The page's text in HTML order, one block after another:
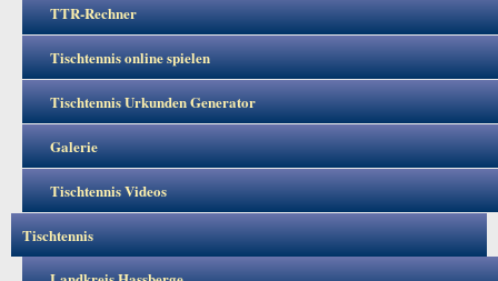
TTR-Rechner
Tischtennis online spielen
Tischtennis Urkunden Generator
Galerie
Tischtennis Videos
Tischtennis